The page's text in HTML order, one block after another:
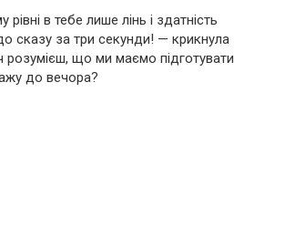
в тебе лише лінь і здатність
сказу за три секунди! — крикнула
розумієш, що ми маємо підготувати
до вечора?